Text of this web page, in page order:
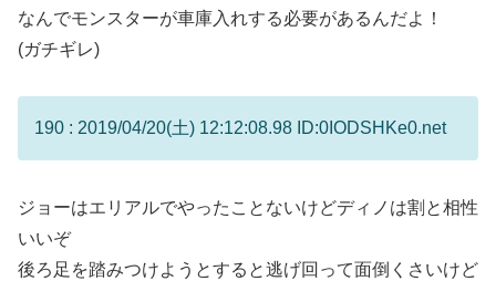
なんでモンスターが車庫入れする必要があるんだよ！
(ガチギレ)
190 : 2019/04/20(土) 12:12:08.98 ID:0IODSHKe0.net
ジョーはエリアルでやったことないけどディノは割と相性
いいぞ
後ろ足を踏みつけようとすると逃げ回って面倒くさいけど